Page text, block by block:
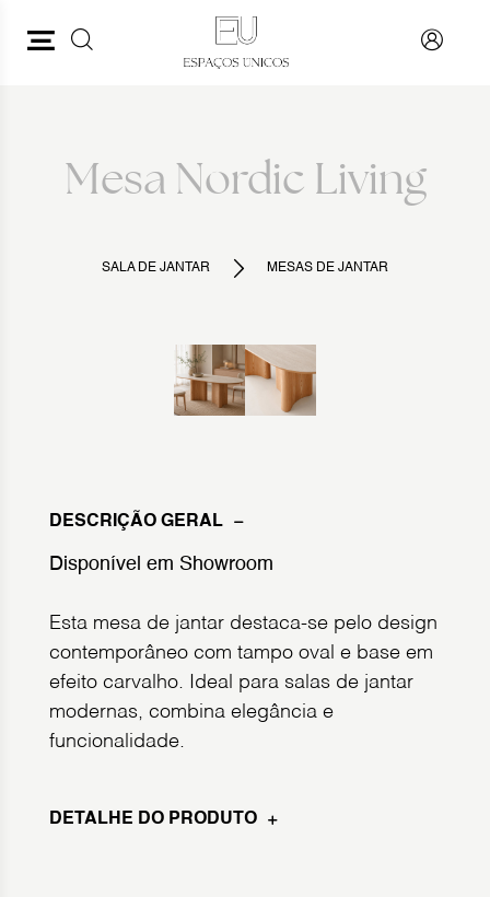
Mesa Nordic Living
SALA DE JANTAR MESAS DE JANTAR
DESCRIÇÃO GERAL
Disponível em Showroom
Esta mesa de jantar destaca-se pelo design
contemporâneo com tampo oval e base em
efeito carvalho. Ideal para salas de jantar
modernas, combina elegância e
funcionalidade.
DETALHE DO PRODUTO
PESQUISAR